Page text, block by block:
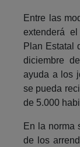
Entre las
extenderá
Plan Estatal
diciembre
ayuda a los
se pueda
de 5.000
En la norma
de los